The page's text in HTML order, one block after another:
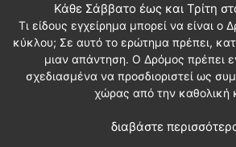
Κάθε Σάββατο έως και Τρίτη
Τι είδους εγχείρημα μπορεί να είναι ο
κύκλου; Σε αυτό το ερώτημα πρέπει,
μιαν απάντηση. Ο Δρόμος πρέπει
σχεδιασμένα να προσδιοριστεί ως
χώρας από την καθολική
διαβάστε